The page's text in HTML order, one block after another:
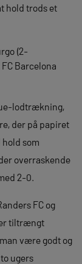
hold trods et
(2-
Barcelona
lodtrækning,
der på papiret
som
overraskende
2-0.
FC og
er tiltrængt
være godt og
ugers